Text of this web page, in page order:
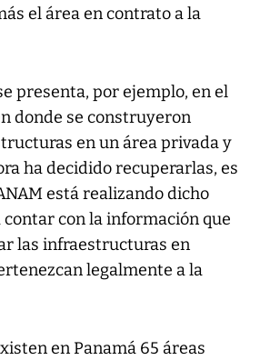
el área en contrato a la
presenta, por ejemplo, en el
donde se construyeron
en un área privada y
ha decidido recuperarlas, es
está realizando dicho
con la información que
las infraestructuras en
legalmente a la
en Panamá 65 áreas